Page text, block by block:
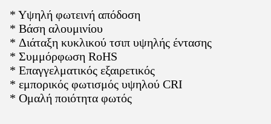
* Υψηλή φωτεινή απόδοση
* Βάση αλουμινίου
* Διάταξη κυκλικού τσιπ υψηλής έντασης
* Συμμόρφωση RoHS
* Επαγγελματικός εξαιρετικός
* εμπορικός φωτισμός υψηλού CRI
* Ομαλή ποιότητα φωτός